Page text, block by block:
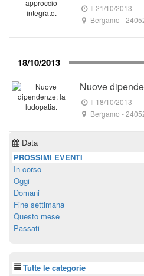
Il 21/10/2013
Bergamo -
18/10/2013
Nuove
Il 18/10/2013
Bergamo -
Data
PROSSIMI EVENTI
In corso
Oggi
Domani
Fine settimana
Questo mese
Passati
Tutte le categorie